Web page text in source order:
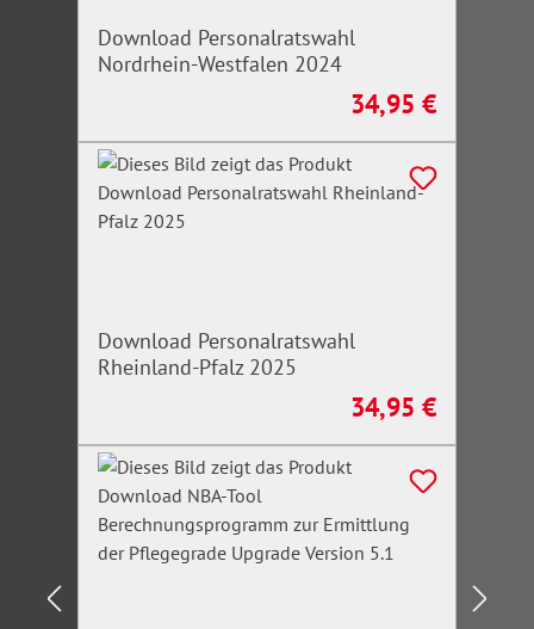
Download Personalratswahl
Nordrhein-Westfalen 2024
Regulärer Preis:
34,95 €
Download Personalratswahl
Rheinland-Pfalz 2025
Regulärer Preis:
34,95 €